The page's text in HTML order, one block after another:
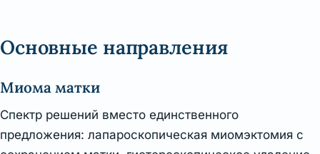
Основные направления
Миома матки
Спектр решений вместо единственного
предложения: лапароскопическая миомэктомия с